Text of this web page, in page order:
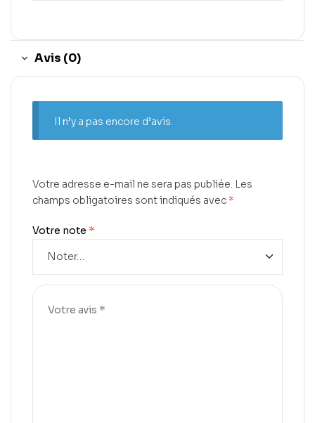
Avis (0)
Il n’y a pas encore d’avis.
Votre adresse e-mail ne sera pas publiée. Les
champs obligatoires sont indiqués avec*
Votre note *